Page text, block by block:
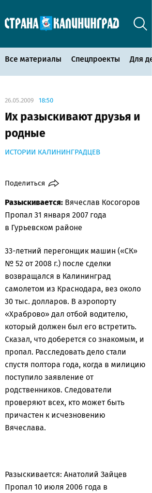
Все материалы Спецпроекты Для
26.05.2009 18:50
Их разыскивают друзья и
родные
ИСТОРИИ КАЛИНИНГРАДЦЕВ
Поделиться
Разыскивается: Вячеслав Косогоров
Пропал 31 января 2007 года
в Гурьевском районе
33-летний перегонщик машин («СК»
№ 52 от 2008 г.) после сделки
возвращался в Калининград
самолетом из Краснодара, вез около
30 тыс. долларов. В аэропорту
«Храброво» дал отбой водителю,
который должен был его встретить.
Сказал, что доберется со знакомым, и
пропал. Расследовать дело стали
спустя полтора года, когда в милицию
поступило заявление от
родственников. Следователи
проверяют всех, кто может быть
причастен к исчезновению
Вячеслава.
Разыскивается: Анатолий Зайцев
Пропал 10 июля 2006 года в